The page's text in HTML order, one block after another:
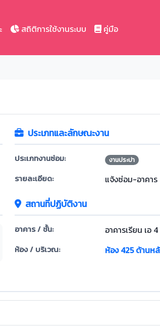
สถิติการใช้งานระบบ คู่มือ
ประเภทและลักษณะงาน
ประเภทงานซ่อม: งานประปา
รายละเอียด: แจ้งซ่อม-อาคาร
สถานที่ปฏิบัติงาน
อาคาร / ชั้น: อาคารเรียน เอ
ห้อง / บริเวณ: ห้อง 425 ด้านห